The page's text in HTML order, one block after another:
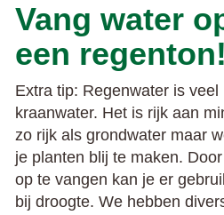
Vang water
een regenton!
Extra tip: Regenwater is veel
kraanwater. Het is rijk aan
zo rijk als grondwater maar
je planten blij te maken.
op te vangen kan je er
bij droogte. We hebben